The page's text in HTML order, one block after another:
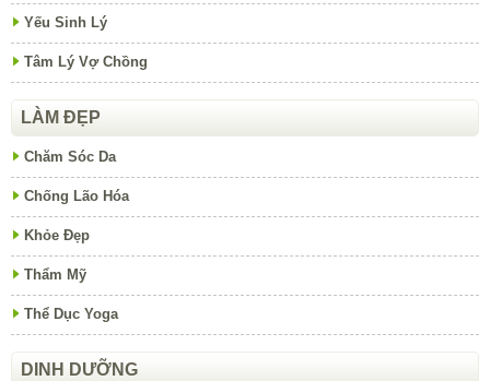
Yếu Sinh Lý
Tâm Lý Vợ Chồng
LÀM ĐẸP
Chăm Sóc Da
Chống Lão Hóa
Khỏe Đẹp
Thẩm Mỹ
Thể Dục Yoga
DINH DƯỠNG